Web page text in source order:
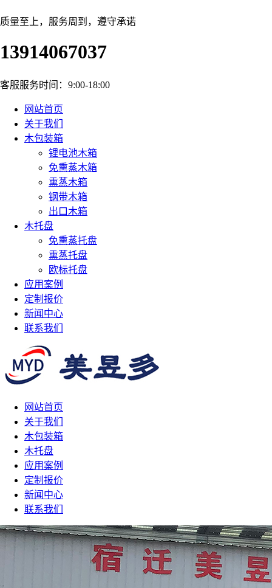
质量至上，服务周到，遵守承诺
13914067037
客服服务时间：9:00-18:00
网站首页
关于我们
木包装箱
锂电池木箱
免熏蒸木箱
熏蒸木箱
钢带木箱
出口木箱
木托盘
免熏蒸托盘
熏蒸托盘
欧标托盘
应用案例
定制报价
新闻中心
联系我们
网站首页
关于我们
木包装箱
木托盘
应用案例
定制报价
新闻中心
联系我们